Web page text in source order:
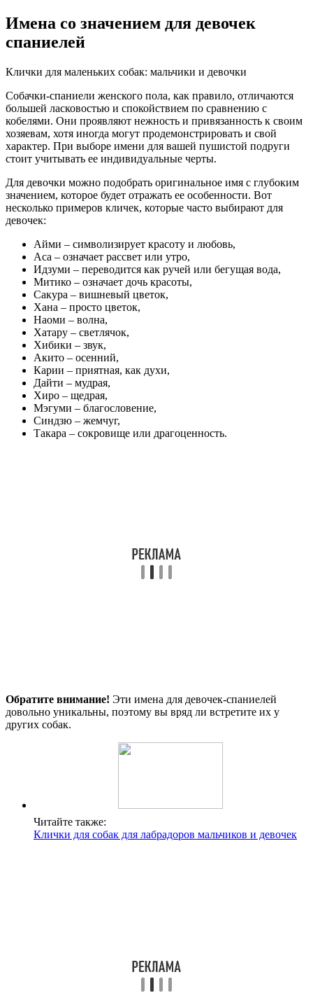
Имена со значением для девочек
спаниелей
Клички для маленьких собак: мальчики и девочки
Собачки-спаниели женского пола, как правило, отличаются
большей ласковостью и спокойствием по сравнению с
кобелями. Они проявляют нежность и привязанность к своим
хозяевам, хотя иногда могут продемонстрировать и свой
характер. При выборе имени для вашей пушистой подруги
стоит учитывать ее индивидуальные черты.
Для девочки можно подобрать оригинальное имя с глубоким
значением, которое будет отражать ее особенности. Вот
несколько примеров кличек, которые часто выбирают для
девочек:
Айми – символизирует красоту и любовь,
Аса – означает рассвет или утро,
Идзуми – переводится как ручей или бегущая вода,
Митико – означает дочь красоты,
Сакура – вишневый цветок,
Хана – просто цветок,
Наоми – волна,
Хатару – светлячок,
Хибики – звук,
Акито – осенний,
Карии – приятная, как духи,
Дайти – мудрая,
Хиро – щедрая,
Мэгуми – благословение,
Синдзю – жемчуг,
Такара – сокровище или драгоценность.
Обратите внимание! Эти имена для девочек-спаниелей
довольно уникальны, поэтому вы вряд ли встретите их у
других собак.
Читайте также:
Клички для собак для лабрадоров мальчиков и девочек